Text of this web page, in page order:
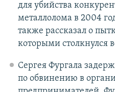
для убийства
металлолома в 2004
также рассказал о
которыми столкнулся
Сергея Фургала
по обвинению в